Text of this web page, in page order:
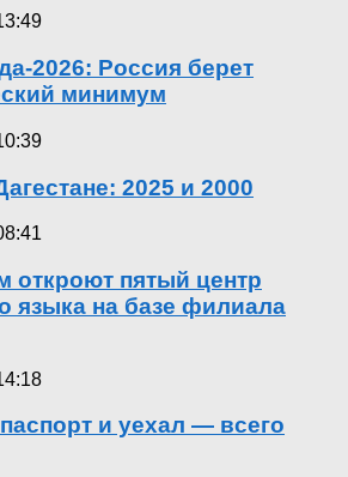
2026: Россия берет
минимум
2025 и 2000
откроют пятый центр
языка на базе филиала
и уехал — всего